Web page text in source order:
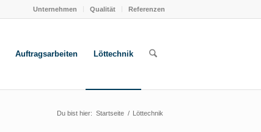
Unternehmen Qualität Referenzen
Auftragsarbeiten Löttechnik
Du bist hier: Startseite / Löttechnik